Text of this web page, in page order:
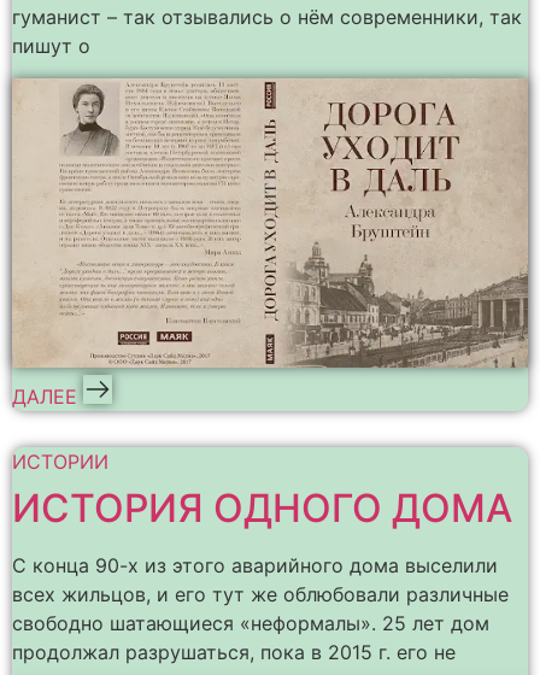
гуманист – так отзывались о нём современники, так
пишут о
ДАЛЕЕ
ИСТОРИИ
ИСТОРИЯ ОДНОГО ДОМА
С конца 90-х из этого аварийного дома выселили
всех жильцов, и его тут же облюбовали различные
свободно шатающиеся «неформалы». 25 лет дом
продолжал разрушаться, пока в 2015 г. его не